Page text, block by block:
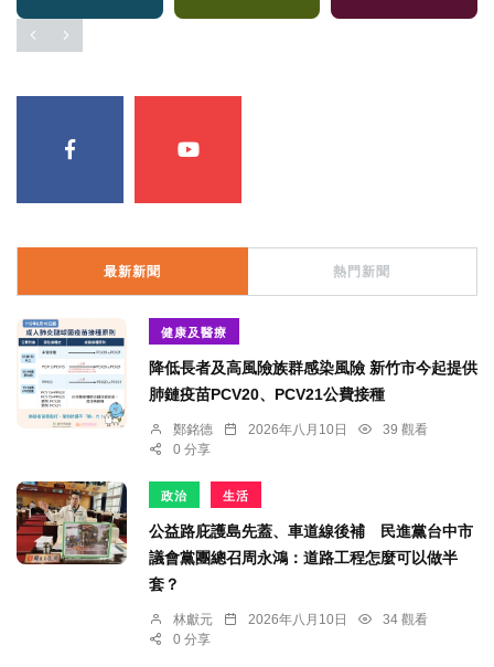
最新新聞 熱門新聞
健康及醫療
降低長者及高風險族群感染風險 新竹市今起提供
肺鏈疫苗PCV20、PCV21公費接種
鄭銘德 2026年八月10日
39 觀看
0 分享
政治 生活
公益路庇護島先蓋、車道線後補 民進黨台中市
議會黨團總召周永鴻：道路工程怎麼可以做半
套？
林獻元 2026年八月10日
34 觀看
0 分享